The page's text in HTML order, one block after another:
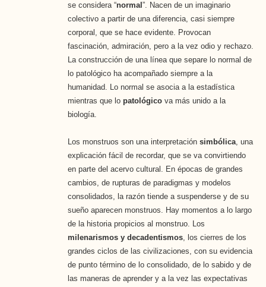
se considera “normal ”. Nacen de un imaginario
colectivo a partir de una diferencia, casi siempre
corporal, que se hace evidente. Provocan
fascinación, admiración, pero a la vez odio y rechazo.
La construcción de una línea que separe lo normal de
lo patológico ha acompañado siempre a la
humanidad. Lo normal se asocia a la estadística
mientras que lo patológicova más unido a la
biología.
Los monstruos son una interpretación simbólica, una
explicación fácil de recordar, que se va convirtiendo
en parte del acervo cultural. En épocas de grandes
cambios, de rupturas de paradigmas y modelos
consolidados, la razón tiende a suspenderse y de su
sueño aparecen monstruos. Hay momentos a lo largo
de la historia propicios al monstruo. Los
milenarismos y decadentismos, los cierres de los
grandes ciclos de las civilizaciones, con su evidencia
de punto término de lo consolidado, de lo sabido y de
las maneras de aprender y a la vez las expectativas